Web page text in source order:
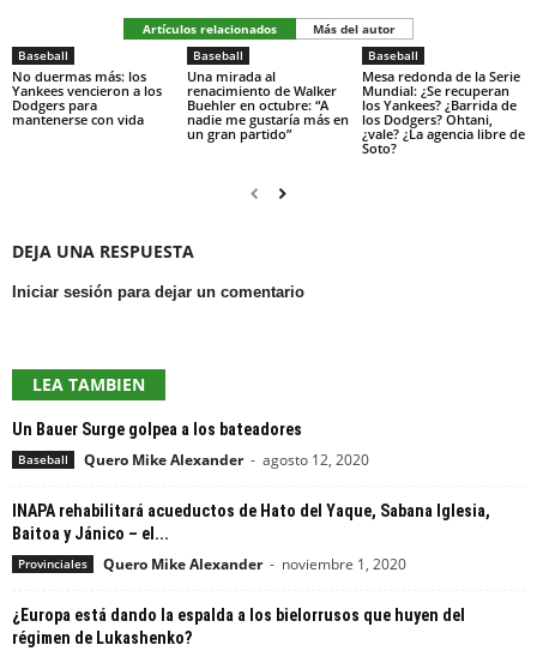
Artículos relacionados
Más del autor
Baseball
No duermas más: los
Yankees vencieron a los
Dodgers para
mantenerse con vida
Baseball
Una mirada al
renacimiento de Walker
Buehler en octubre: “A
nadie me gustaría más en
un gran partido”
Baseball
Mesa redonda de la Serie
Mundial: ¿Se recuperan
los Yankees? ¿Barrida de
los Dodgers? Ohtani,
¿vale? ¿La agencia libre de
Soto?
DEJA UNA RESPUESTA
Iniciar sesión para dejar un comentario
LEA TAMBIEN
Un Bauer Surge golpea a los bateadores
Baseball Quero Mike Alexander - agosto 12, 2020
INAPA rehabilitará acueductos de Hato del Yaque, Sabana Iglesia,
Baitoa y Jánico – el...
Provinciales Quero Mike Alexander - noviembre 1, 2020
¿Europa está dando la espalda a los bielorrusos que huyen del
régimen de Lukashenko?